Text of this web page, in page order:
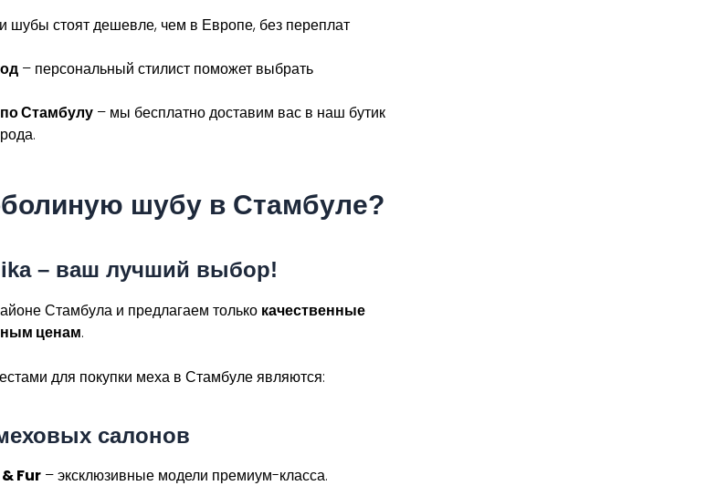
шубы стоят дешевле, чем в Европе, без переплат
– персональный стилист поможет выбрать
Стамбулу – мы бесплатно доставим вас в наш бутик
шубу в Стамбуле?
– ваш лучший выбор!
Стамбула и предлагаем только качественные
ценам.
для покупки меха в Стамбуле являются:
салонов
Fur – эксклюзивные модели премиум-класса.